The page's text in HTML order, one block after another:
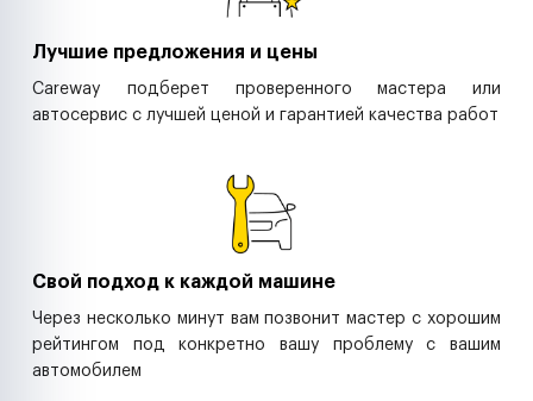
Лучшие предложения и цены
Careway подберет проверенного мастера или
автосервис с лучшей ценой и гарантией качества работ
Свой подход к каждой машине
Через несколько минут вам позвонит мастер с хорошим
рейтингом под конкретно вашу проблему с вашим
автомобилем